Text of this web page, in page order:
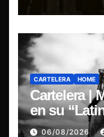
CARTELERA HOME
Cartelera |
en su
y exclusivo
06/08/2026